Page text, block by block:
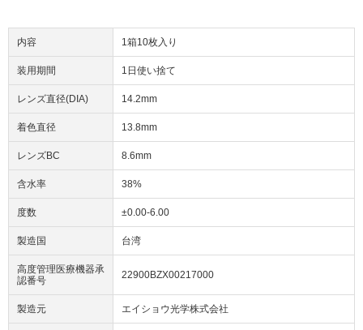
内容 1箱10枚入り
装用期間 1日使い捨て
レンズ直径(DIA) 14.2mm
着色直径 13.8mm
レンズBC 8.6mm
含水率 38%
度数 ±0.00-6.00
製造国 台湾
高度管理医療機器承
認番号
22900BZX00217000
製造元 エイショウ光学株式会社